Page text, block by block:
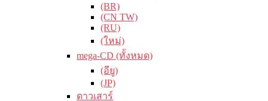
(BR)
(CN TW)
(RU)
(ใหม่)
mega-CD (ทั้งหมด)
(อียู)
(JP)
ดาวเสาร์